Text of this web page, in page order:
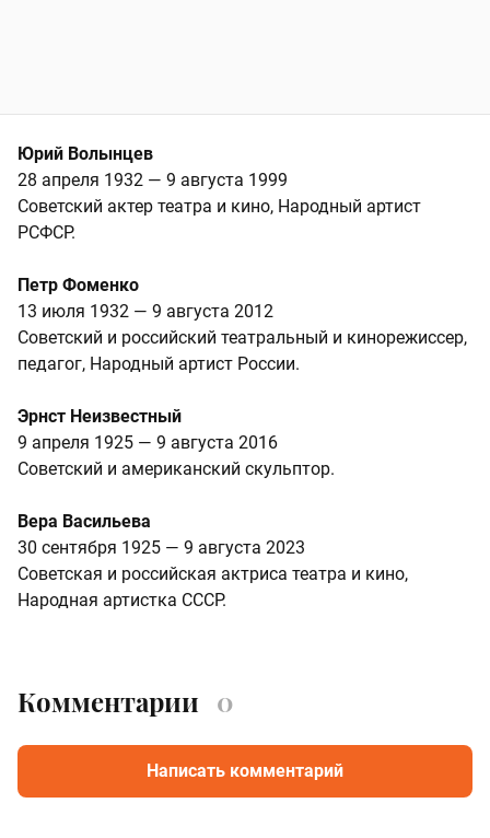
Юрий Волынцев
28 апреля 1932 — 9 августа 1999
Советский актер театра и кино, Народный артист
РСФСР.
Петр Фоменко
13 июля 1932 — 9 августа 2012
Советский и российский театральный и кинорежиссер,
педагог, Народный артист России.
Эрнст Неизвестный
9 апреля 1925 — 9 августа 2016
Советский и американский скульптор.
Вера Васильева
30 сентября 1925 — 9 августа 2023
Советская и российская актриса театра и кино,
Народная артистка СССР.
Комментарии 0
Написать комментарий